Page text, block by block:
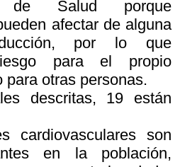
de Salud porque
afectar de alguna
por lo que
para el propio
para otras personas.
descritas, 19 están
cardiovasculares son
en la población,